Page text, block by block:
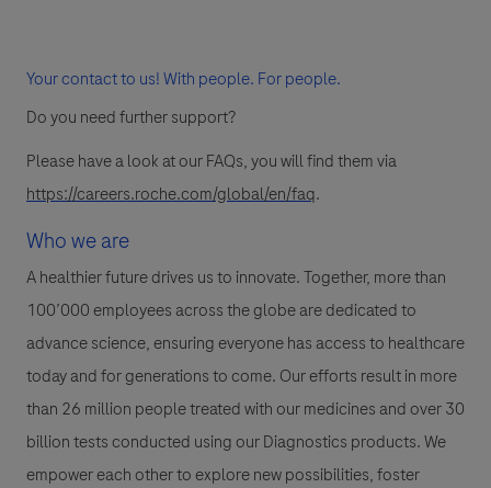
Your contact to us! With people. For people.
Do you need further support?
Please have a look at our FAQs, you will find them via
https://careers.roche.com/global/en/faq.
Who we are
A healthier future drives us to innovate. Together, more than
100’000 employees across the globe are dedicated to
advance science, ensuring everyone has access to healthcare
today and for generations to come. Our efforts result in more
than 26 million people treated with our medicines and over 30
billion tests conducted using our Diagnostics products. We
empower each other to explore new possibilities, foster